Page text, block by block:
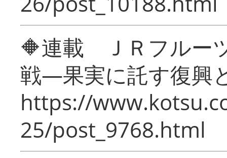
🔶連載 ＪＲフルー
戦―果実に託す復興
https://
25/post_9768.html